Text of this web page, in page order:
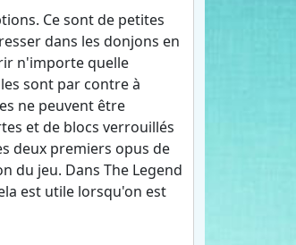
Ce sont de petites
dans les donjons en
n'importe quelle
sont par contre à
ne peuvent être
et de blocs verrouillés
deux premiers opus de
du jeu. Dans The Legend
est utile lorsqu'on est